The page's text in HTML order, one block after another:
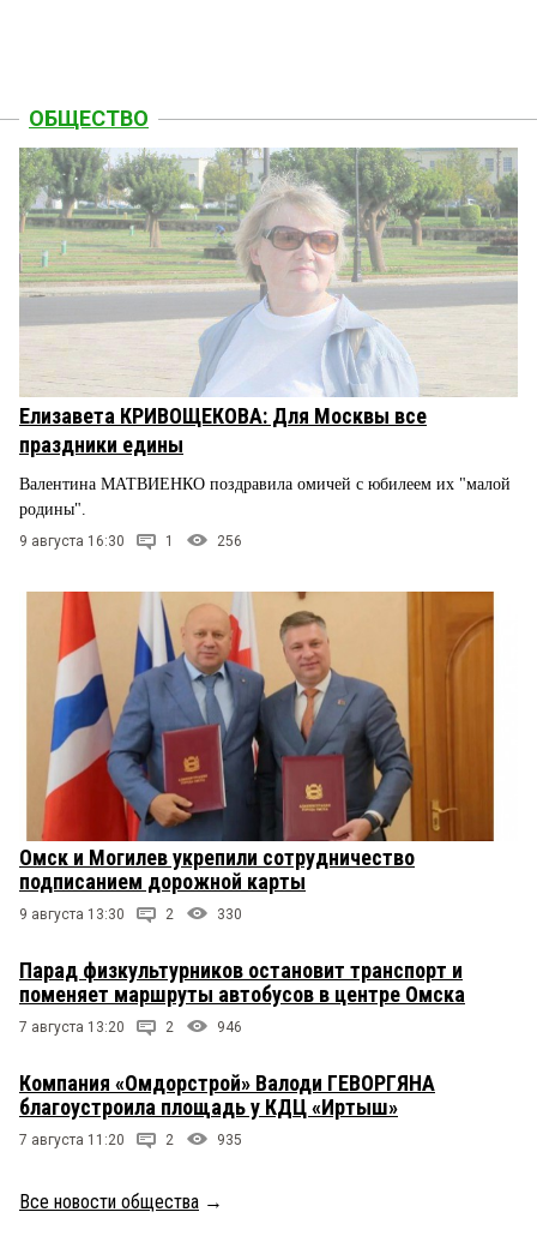
ОБЩЕСТВО
Елизавета КРИВОЩЕКОВА: Для Москвы все
праздники едины
Валентина МАТВИЕНКО поздравила омичей с юбилеем их "малой
родины".
9 августа 16:30 1 256
Омск и Могилев укрепили сотрудничество
подписанием дорожной карты
9 августа 13:30 2 330
Парад физкультурников остановит транспорт и
поменяет маршруты автобусов в центре Омска
7 августа 13:20 2 946
Компания «Омдорстрой» Валоди ГЕВОРГЯНА
благоустроила площадь у КДЦ «Иртыш»
7 августа 11:20 2 935
Все новости общества →